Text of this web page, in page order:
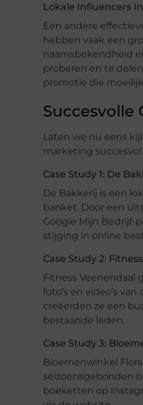
Lokale Influencers
Een andere
hebben vaak een
naamsbekendheid
proberen en te
promotie die
Succesvolle
Laten we nu eens
marketing
Case Study 1: De
De Bakkerij is een
banket. Door een
Google Mijn Bedrijf-
stijging in online
Case Study 2:
Fitness Veenendaal
foto’s en video’s
creëerden ze een
bestaande leden.
Case Study 3:
Bloemenwinkel
seizoensgebonden
boeketten op